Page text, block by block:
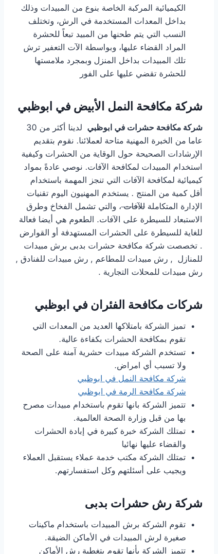
الكيميائية المركبة الخاصة بنوع من المبيدات وذلك
بداخل المعدات المستخدمة في الرش، وتختلف
النسب التي يتم طحنها من المبيد تبعاً للحشرة
المراد القضاء عليها، وبواسطة الآت التعفير ترش
تلك المبيدات بداخل المنزل وبمجرد ملامستها
للحشرة تقضي عليها على الفور
شركة مكافحة النمل الأبيض في ابوظبي
شركة مكافحة حشرات في ابوظبي
لدينا أكثر من 30
عاما من الخبرة المهنية متاحة لعملائنا. نقوم بتقديم
الإرشادات الصحيحة حول الوقاية من الحشرات وكيفية
استخدام المبيدات لمكافحة الآفات. نوصي عادةً بمواد
كيميائية لمكافحة الآفات التي تنجز المهمة باستخدام
أقل كمية من المنتج . يستخدم المهنيون اليوم تقنيات
الإدارة المتكاملة للآفات، والتي تشمل الفخاخ وطرق
الاستبعاد للسيطرة على الآفات. الطعوم هي أيضا فعالة
للغاية للسيطرة على الحشرات المستهدفة أو القوارض
. تخصصت شركة مكافحة حشرات بدبى برش مبيدات
للمنازل , رش مبيدات للمطاعم , رش مبيدات للفنادق ,
رش مبيدات للمحلات التجارية .
شركات مكافحة الفئران في ابوظبي
تميز الشركة بامتلاكها العديد من المعدات التي
تقوم بمكافحة الحشرات بكفاءة عالية.
تستخدم الشركة مبيدات حشرية آمنة على الصحة
ولا تسبب أي امراض.
شركة مكافحة النمل في ابوظبي
شركة مكافحة الرمة في ابوظبي
تتميز الشركة بانها تقوم باستخدام مبيدات مصرح
بها من قبل وزارة الصحة العالمية.
تمتلك الشركة خبرة كبيرة في إبادة الحشرات
والقضاء عليها نهائيا
تمتلك الشركة مكتب خدمة عملاء يستقبل العملاء
ويجيب على أسئلتهم وكل استفسارتهم.
شركة رش حشرات بدبى
تقوم الشركة برش المبيدات باستخدام ماكينات
صغيرة لرش المبيدات في الأماكن الضيقة.
تتميز الشركة بأنها تقوم بتغطية رش الأماكن